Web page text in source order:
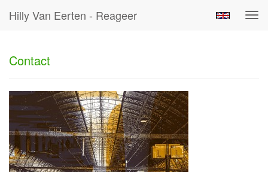
Hilly Van Eerten - Reageer
Contact